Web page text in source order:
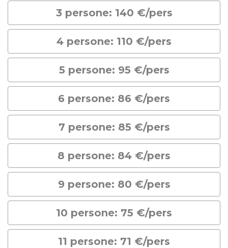
3 persone: 140 €/pers
4 persone: 110 €/pers
5 persone: 95 €/pers
6 persone: 86 €/pers
7 persone: 85 €/pers
8 persone: 84 €/pers
9 persone: 80 €/pers
10 persone: 75 €/pers
11 persone: 71 €/pers